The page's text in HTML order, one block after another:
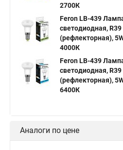
2700К
Feron LB-439
светодиодная, R39
(рефлекторная),
4000К
Feron LB-439
светодиодная, R39
(рефлекторная),
6400К
Аналоги по цене